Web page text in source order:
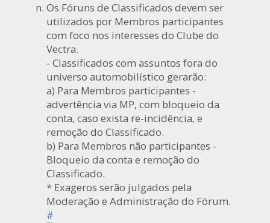
Os Fóruns de Classificados devem ser
utilizados por Membros participantes
com foco nos interesses do Clube do
Vectra.
- Classificados com assuntos fora do
universo automobilístico gerarão:
a) Para Membros participantes -
advertência via MP, com bloqueio da
conta, caso exista re-incidência, e
remoção do Classificado.
b) Para Membros não participantes -
Bloqueio da conta e remoção do
Classificado.
* Exageros serão julgados pela
Moderação e Administração do Fórum.
#